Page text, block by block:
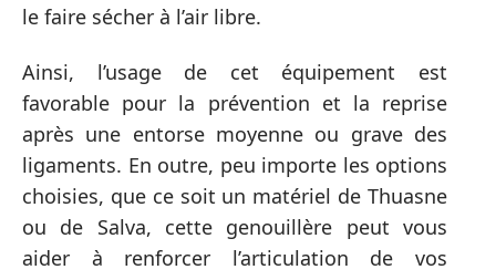
le faire sécher à l’air libre.
Ainsi, l’usage de cet équipement est
favorable pour la prévention et la reprise
après une entorse moyenne ou grave des
ligaments. En outre, peu importe les options
choisies, que ce soit un matériel de Thuasne
ou de Salva, cette genouillère peut vous
aider à renforcer l’articulation de vos